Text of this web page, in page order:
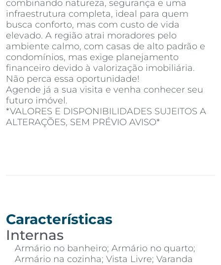
combinando natureza, segurança e uma
infraestrutura completa, ideal para quem
busca conforto, mas com custo de vida
elevado. A região atrai moradores pelo
ambiente calmo, com casas de alto padrão e
condomínios, mas exige planejamento
financeiro devido à valorização imobiliária.
Não perca essa oportunidade!
Agende já a sua visita e venha conhecer seu
futuro imóvel.
*VALORES E DISPONIBILIDADES SUJEITOS A
ALTERAÇÕES, SEM PRÉVIO AVISO*
Características
Internas
Armário no banheiro; Armário no quarto;
Armário na cozinha; Vista Livre; Varanda